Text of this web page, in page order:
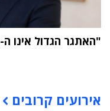
"האתגר הגדול אינו ה-AI אלא הטמעתה בארגון"
אירועים קרובים